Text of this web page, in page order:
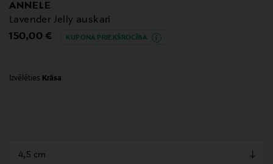
ANNELE
Lavender Jelly auskari
Original Price
150,00 € KUPONA PRIEKŠROCĪBA
Izvēlēties Krāsa